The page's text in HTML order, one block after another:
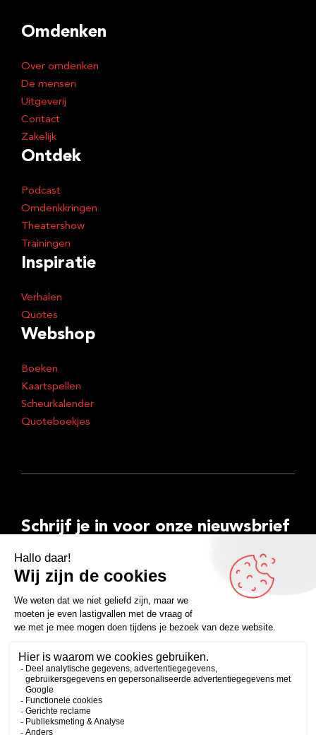
Omdenken
Over omdenken
De mensen
Uitgeverij
Contact
Zakelijk
Ontdek
Podcast
Omdenkkringen
Theatershow
Trainingen
Inspiratie
Verhalen
Quotes
Webshop
Boeken
Kaartspellen
Scheurkalender
Quoteboekjes
Schrijf je in voor onze nieuwsbrief
E-
mailadres
Inschrijven
FacebookInstagramLinkedInYouTubeSpotify